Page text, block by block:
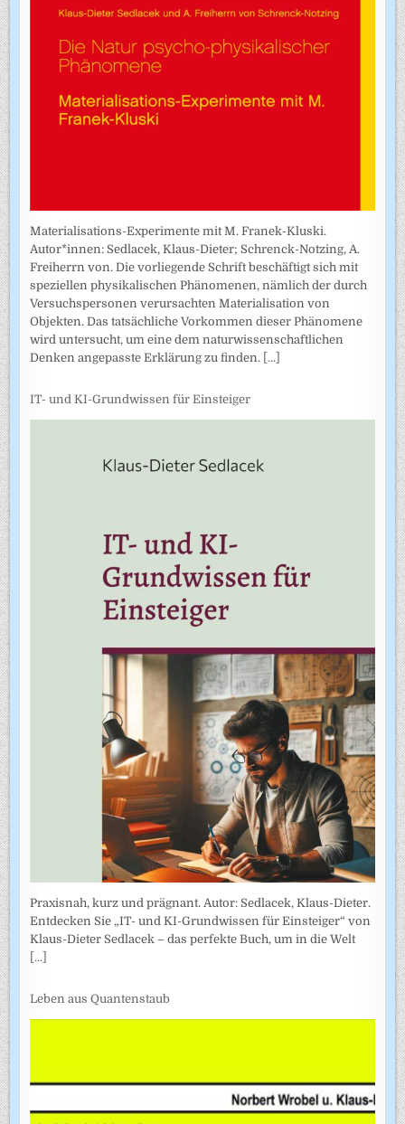
Materialisations-Experimente mit M. Franek-Kluski.
Autor*innen: Sedlacek, Klaus-Dieter; Schrenck-Notzing, A.
Freiherrn von. Die vorliegende Schrift beschäftigt sich mit
speziellen physikalischen Phänomenen, nämlich der durch
Versuchspersonen verursachten Materialisation von
Objekten. Das tatsächliche Vorkommen dieser Phänomene
wird untersucht, um eine dem naturwissenschaftlichen
Denken angepasste Erklärung zu finden. [...]
IT- und KI-Grundwissen für Einsteiger
Praxisnah, kurz und prägnant. Autor: Sedlacek, Klaus-Dieter.
Entdecken Sie „IT- und KI-Grundwissen für Einsteiger“ von
Klaus-Dieter Sedlacek – das perfekte Buch, um in die Welt
[...]
Leben aus Quantenstaub